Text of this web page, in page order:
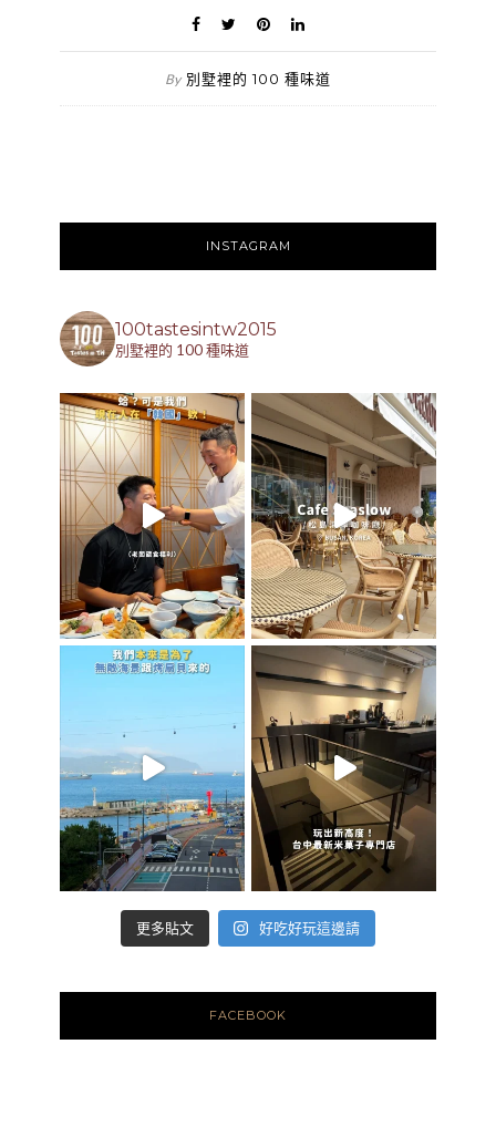
By 別墅裡的 100 種味道
INSTAGRAM
100tastesintw2015
別墅裡的 100 種味道
更多貼文 好吃好玩這邊請
FACEBOOK